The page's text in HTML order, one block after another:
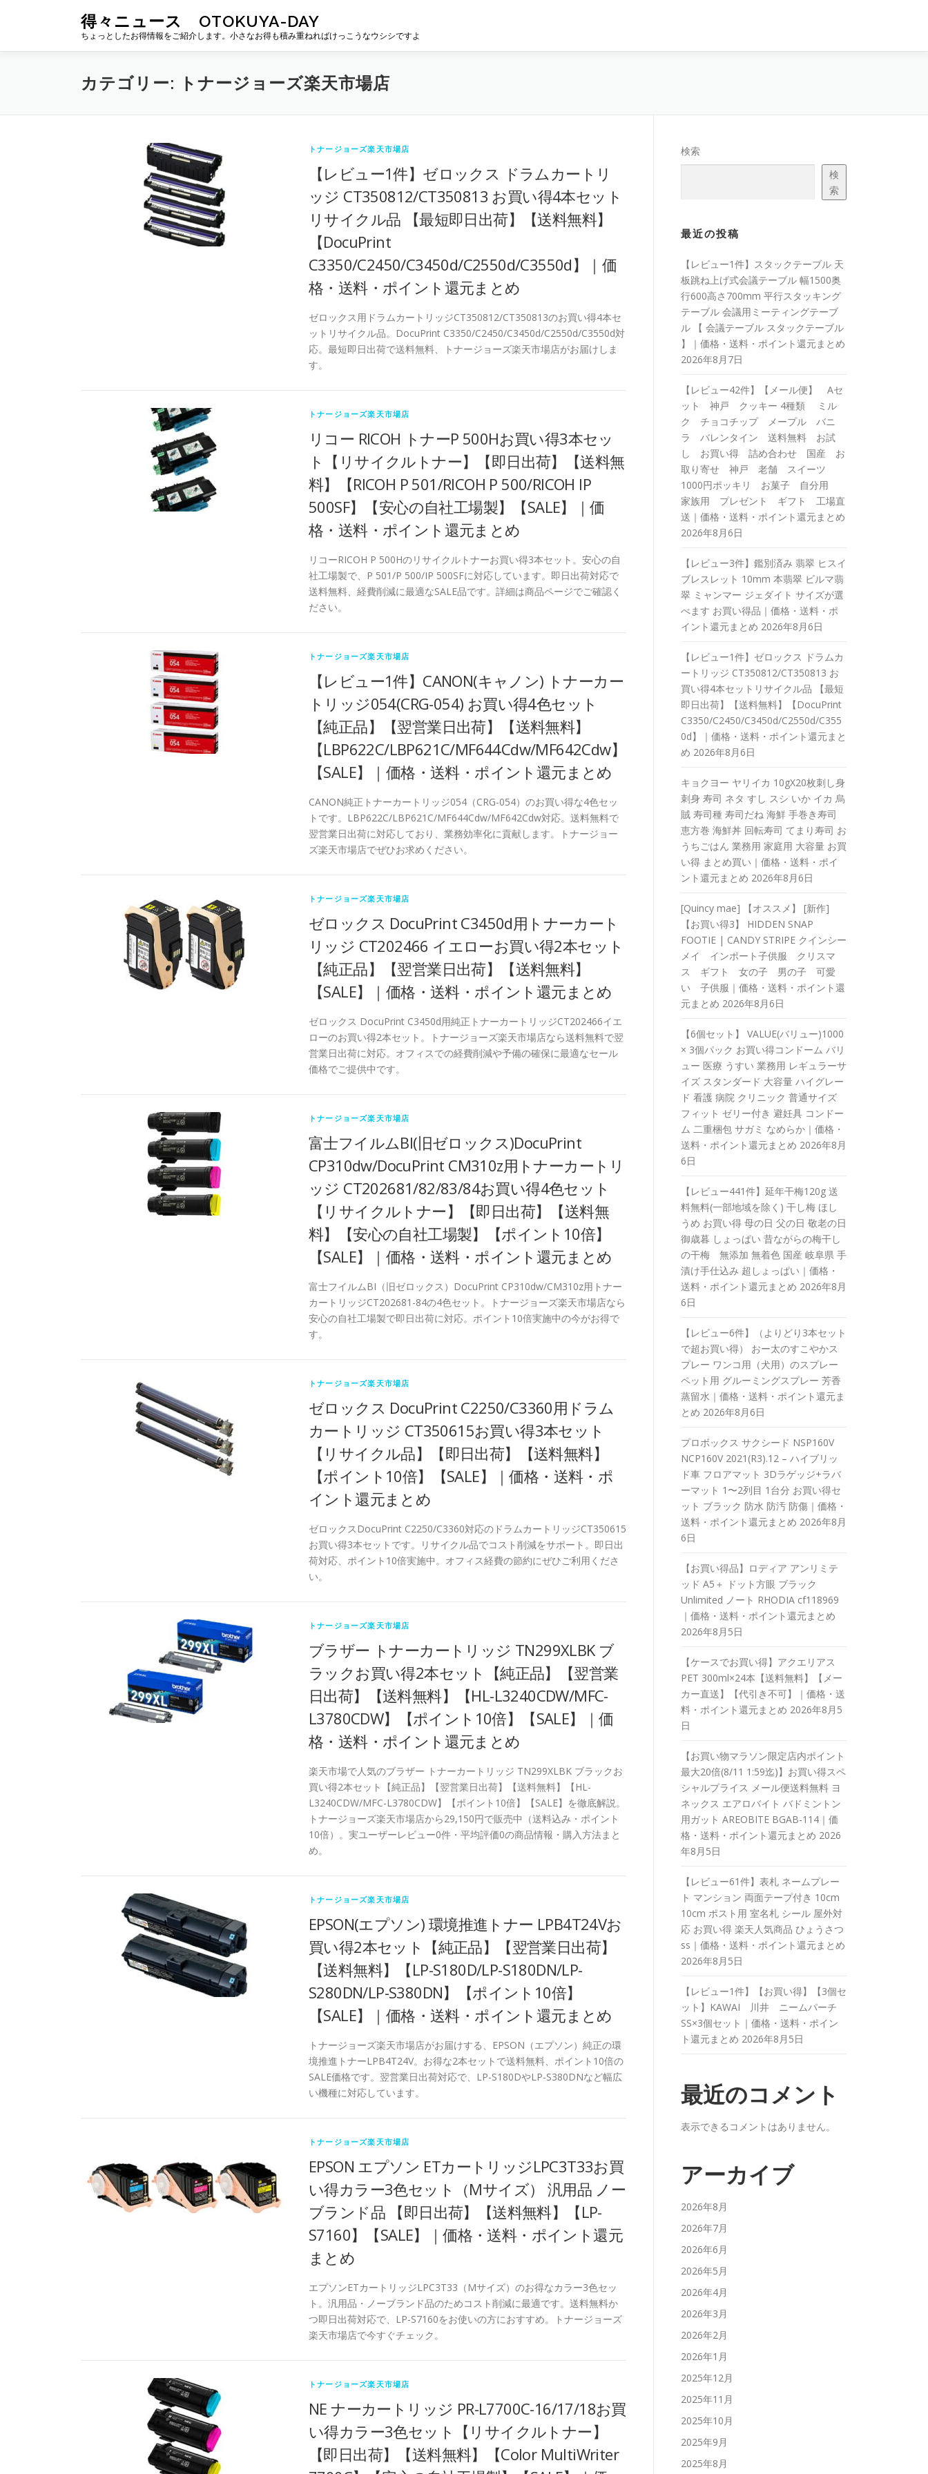
ン
得々ニュース OTOKUYA-DAY
ちょっとしたお得情報をご紹介します。小さなお得も積み重ねればけっこうなウシシですよ
カテゴリー: トナージョーズ楽天市場店
トナージョーズ楽天市場店
【レビュー1件】ゼロックス ドラムカートリ
ッジ CT350812/CT350813 お買い得4本セット
リサイクル品 【最短即日出荷】【送料無料】
【DocuPrint
C3350/C2450/C3450d/C2550d/C3550d】｜価
格・送料・ポイント還元まとめ
ゼロックス用ドラムカートリッジCT350812/CT350813のお買い得4本セ
ットリサイクル品。DocuPrint C3350/C2450/C3450d/C2550d/C3550d対
応。最短即日出荷で送料無料、トナージョーズ楽天市場店がお届けしま
す。
トナージョーズ楽天市場店
リコー RICOH トナーP 500Hお買い得3本セッ
ト【リサイクルトナー】【即日出荷】【送料無
料】【RICOH P 501/RICOH P 500/RICOH IP
500SF】【安心の自社工場製】【SALE】｜価
格・送料・ポイント還元まとめ
リコーRICOH P 500Hのリサイクルトナーお買い得3本セット。安心の自
社工場製で、P 501/P 500/IP 500SFに対応しています。即日出荷対応で
送料無料、経費削減に最適なSALE品です。詳細は商品ページでご確認く
ださい。
トナージョーズ楽天市場店
【レビュー1件】CANON(キャノン) トナーカー
トリッジ054(CRG-054) お買い得4色セット
【純正品】【翌営業日出荷】【送料無料】
【LBP622C/LBP621C/MF644Cdw/MF642Cdw】
【SALE】｜価格・送料・ポイント還元まとめ
CANON純正トナーカートリッジ054（CRG-054）のお買い得な4色セッ
トです。LBP622C/LBP621C/MF644Cdw/MF642Cdw対応。送料無料で
翌営業日出荷に対応しており、業務効率化に貢献します。トナージョー
ズ楽天市場店でぜひお求めください。
トナージョーズ楽天市場店
ゼロックス DocuPrint C3450d用トナーカート
リッジ CT202466 イエローお買い得2本セット
【純正品】【翌営業日出荷】【送料無料】
【SALE】｜価格・送料・ポイント還元まとめ
ゼロックス DocuPrint C3450d用純正トナーカートリッジCT202466イエ
ローのお買い得2本セット。トナージョーズ楽天市場店なら送料無料で翌
営業日出荷に対応。オフィスでの経費削減や予備の確保に最適なセール
価格でご提供中です。
トナージョーズ楽天市場店
富士フイルムBI(旧ゼロックス)DocuPrint
CP310dw/DocuPrint CM310z用トナーカートリ
ッジ CT202681/82/83/84お買い得4色セット
【リサイクルトナー】【即日出荷】【送料無
料】【安心の自社工場製】【ポイント10倍】
【SALE】｜価格・送料・ポイント還元まとめ
富士フイルムBI（旧ゼロックス）DocuPrint CP310dw/CM310z用トナー
カートリッジCT202681-84の4色セット。トナージョーズ楽天市場店なら
安心の自社工場製で即日出荷に対応。ポイント10倍実施中の今がお得で
す。
トナージョーズ楽天市場店
ゼロックス DocuPrint C2250/C3360用ドラム
カートリッジ CT350615お買い得3本セット
【リサイクル品】【即日出荷】【送料無料】
【ポイント10倍】【SALE】｜価格・送料・ポ
イント還元まとめ
ゼロックスDocuPrint C2250/C3360対応のドラムカートリッジCT350615
お買い得3本セットです。リサイクル品でコスト削減をサポート。即日出
荷対応、ポイント10倍実施中。オフィス経費の節約にぜひご利用くださ
い。
トナージョーズ楽天市場店
ブラザー トナーカートリッジ TN299XLBK ブ
ラックお買い得2本セット【純正品】【翌営業
日出荷】【送料無料】【HL-L3240CDW/MFC-
L3780CDW】【ポイント10倍】【SALE】｜価
格・送料・ポイント還元まとめ
楽天市場で人気のブラザー トナーカートリッジ TN299XLBK ブラックお
買い得2本セット【純正品】【翌営業日出荷】【送料無料】【HL-
L3240CDW/MFC-L3780CDW】【ポイント10倍】【SALE】を徹底解説。
トナージョーズ楽天市場店から29,150円で販売中（送料込み・ポイント
10倍）。実ユーザーレビュー0件・平均評価0の商品情報・購入方法まと
め。
トナージョーズ楽天市場店
EPSON(エプソン) 環境推進トナー LPB4T24Vお
買い得2本セット【純正品】【翌営業日出荷】
【送料無料】【LP-S180D/LP-S180DN/LP-
S280DN/LP-S380DN】【ポイント10倍】
【SALE】｜価格・送料・ポイント還元まとめ
トナージョーズ楽天市場店がお届けする、EPSON（エプソン）純正の環
境推進トナーLPB4T24V。お得な2本セットで送料無料、ポイント10倍の
SALE価格です。翌営業日出荷対応で、LP-S180DやLP-S380DNなど幅広
い機種に対応しています。
トナージョーズ楽天市場店
EPSON エプソン ETカートリッジLPC3T33お買
い得カラー3色セット（Mサイズ） 汎用品 ノー
ブランド品 【即日出荷】【送料無料】【LP-
S7160】【SALE】｜価格・送料・ポイント還元
まとめ
エプソンETカートリッジLPC3T33（Mサイズ）のお得なカラー3色セッ
ト。汎用品・ノーブランド品のためコスト削減に最適です。送料無料か
つ即日出荷対応で、LP-S7160をお使いの方におすすめ。トナージョーズ
楽天市場店で今すぐチェック。
トナージョーズ楽天市場店
NE ナーカートリッジ PR-L7700C-16/17/18お買
い得カラー3色セット【リサイクルトナー】
【即日出荷】【送料無料】【Color MultiWriter
検索
検
索
最近の投稿
【レビュー1件】スタックテーブル 天
板跳ね上げ式会議テーブル 幅1500奥
行600高さ700mm 平行スタッキング
テーブル 会議用ミーティングテーブ
ル 【 会議テーブル スタックテーブル
】｜価格・送料・ポイント還元まとめ
2026年8月7日
【レビュー42件】【メール便】 Aセ
ット 神戸 クッキー 4種類 ミル
ク チョコチップ メープル バニ
ラ バレンタイン 送料無料 お試
し お買い得 詰め合わせ 国産 お
取り寄せ 神戸 老舗 スイーツ
1000円ポッキリ お菓子 自分用
家族用 プレゼント ギフト 工場直
送｜価格・送料・ポイント還元まとめ
2026年8月6日
【レビュー3件】鑑別済み 翡翠 ヒスイ
ブレスレット 10mm 本翡翠 ビルマ翡
翠 ミャンマー ジェダイト サイズが選
べます お買い得品｜価格・送料・ポ
イント還元まとめ 2026年8月6日
【レビュー1件】ゼロックス ドラムカ
ートリッジ CT350812/CT350813 お
買い得4本セットリサイクル品 【最短
即日出荷】【送料無料】【DocuPrint
C3350/C2450/C3450d/C2550d/C355
0d】｜価格・送料・ポイント還元まと
め 2026年8月6日
キョクヨー ヤリイカ 10gX20枚刺し身
刺身 寿司 ネタ すし スシ いか イカ 烏
賊 寿司種 寿司だね 海鮮 手巻き寿司
恵方巻 海鮮丼 回転寿司 てまり寿司 お
うちごはん 業務用 家庭用 大容量 お買
い得 まとめ買い｜価格・送料・ポイ
ント還元まとめ 2026年8月6日
[Quincy mae] 【オススメ】 [新作]
【お買い得3】 HIDDEN SNAP
FOOTIE | CANDY STRIPE クインシー
メイ インポート子供服 クリスマ
ス ギフト 女の子 男の子 可愛
い 子供服｜価格・送料・ポイント還
元まとめ 2026年8月6日
【6個セット】 VALUE(バリュー)1000
× 3個パック お買い得コンドーム バリ
ュー 医療 うすい 業務用 レギュラーサ
イズ スタンダード 大容量 ハイグレー
ド 看護 病院 クリニック 普通サイズ
フィット ゼリー付き 避妊具 コンドー
ム 二重梱包 サガミ なめらか｜価格・
送料・ポイント還元まとめ 2026年8月
6日
【レビュー441件】延年干梅120g 送
料無料(一部地域を除く) 干し梅 ほし
うめ お買い得 母の日 父の日 敬老の日
御歳暮 しょっぱい 昔ながらの梅干し
の干梅 無添加 無着色 国産 岐阜県 手
漬け手仕込み 超しょっぱい｜価格・
送料・ポイント還元まとめ 2026年8月
6日
【レビュー6件】（よりどり3本セット
で超お買い得） おー太のすこやかス
プレー ワンコ用（犬用）のスプレー
ペット用 グルーミングスプレー 芳香
蒸留水｜価格・送料・ポイント還元ま
とめ 2026年8月6日
プロボックス サクシード NSP160V
NCP160V 2021(R3).12 – ハイブリッ
ド車 フロアマット 3Dラゲッジ+ラバ
ーマット 1〜2列目 1台分 お買い得セ
ット ブラック 防水 防汚 防傷｜価格・
送料・ポイント還元まとめ 2026年8月
6日
【お買い得品】ロディア アンリミテ
ッド A5＋ ドット方眼 ブラック
Unlimited ノート RHODIA cf118969
｜価格・送料・ポイント還元まとめ
2026年8月5日
【ケースでお買い得】アクエリアス
PET 300ml×24本【送料無料】【メー
カー直送】【代引き不可】｜価格・送
料・ポイント還元まとめ 2026年8月5
日
【お買い物マラソン限定店内ポイント
最大20倍(8/11 1:59迄)】お買い得スペ
シャルプライス メール便送料無料 ヨ
ネックス エアロバイト バドミントン
用ガット AREOBITE BGAB-114｜価
格・送料・ポイント還元まとめ 2026
年8月5日
【レビュー61件】表札 ネームプレー
ト マンション 両面テープ付き 10cm
10cm ポスト用 室名札 シール 屋外対
応 お買い得 楽天人気商品 ひょうさつ
ss｜価格・送料・ポイント還元まとめ
2026年8月5日
【レビュー1件】【お買い得】【3個セ
ット】KAWAI 川井 ニームパーチ
SS×3個セット｜価格・送料・ポイン
ト還元まとめ 2026年8月5日
最近のコメント
表示できるコメントはありません。
アーカイブ
2026年8月
2026年7月
2026年6月
2026年5月
2026年4月
2026年3月
2026年2月
2026年1月
2025年12月
2025年11月
2025年10月
2025年9月
2025年8月